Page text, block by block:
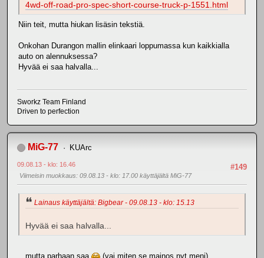
4wd-off-road-pro-spec-short-course-truck-p-1551.html
Niin teit, mutta hiukan lisäsin tekstiä.
Onkohan Durangon mallin elinkaari loppumassa kun kaikkialla
auto on alennuksessa?
Hyvää ei saa halvalla...
Sworkz Team Finland
Driven to perfection
MiG-77 KUArc
#149
09.08.13 - klo: 16.46
Viimeisin muokkaus: 09.08.13 - klo: 17.00 käyttäjältä MiG-77
Lainaus käyttäjältä: Bigbear - 09.08.13 - klo: 15.13
Hyvää ei saa halvalla...
...mutta parhaan saa (vai miten se mainos nyt meni)